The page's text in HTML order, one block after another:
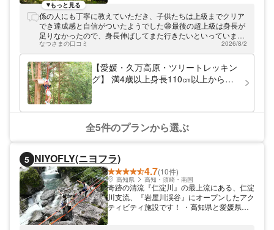
で地上とつながった状態でゆっくり上昇する
「係留熱気球体験」。初めての方やお子さま
連れでも参加しやすく、上空から眺める久万
高原の景色は旅のハイライトに。 さらに、
木々の上を進む冒険アクティビティ「ツリー
トレッキング くまの森」！自然の中で身体
を動かし、ワクワクする時間をお楽しみいた
だけます。 敷地内では、釣り堀や魚のつか
ンプで、自然の中に“泊まる”楽しさも味わえ
ます。夜は、天体観測館やプラネタリウムで
星空の世界へ。昼とは違う高原の静けさと感
テンツも順次追加予定。久万高原で、自然と
遊びと滞在をまるごと満喫する休日をお過ご
しください。
もっと見る
係の人にも丁寧に教えていただき、子供たちは上級までクリア
でき達成感と自信がついたようでした😄最後の超上級は身長が
足りなかったので、身長伸ばしてまた行きたいといっていま
す。素敵な経験と思い出ができました✨
なつさまの口コミ 2026/8/2
【愛媛・久万高原・ツリートレッキン
グ】 満4歳以上身長110㎝以上から体
全5件のプランから選ぶ
5 NIYOFLY(ニヨフラ)
4.7(10件)
高知県 高知・須崎・南国
奇跡の清流『仁淀川』の最上流にある、仁淀
川支流、『岩屋川渓谷』にオープンしたアク
ティビティ施設です！ ・高知県と愛媛県の